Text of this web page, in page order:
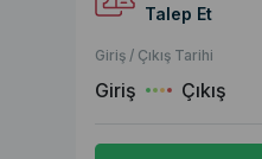
Talep Et
Giriş / Çıkış Tarihi
Giriş Çıkış